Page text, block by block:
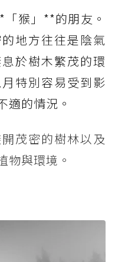
猴」**的朋友。
地方往往是陰氣
於樹木繁茂的環
特別容易受到影
適的情況。
茂密的樹林以及
物與環境。